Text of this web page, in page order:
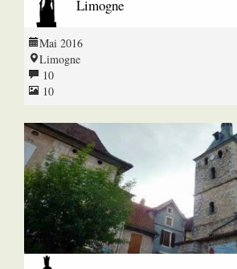
Limogne
Mai 2016
Limogne
10
10